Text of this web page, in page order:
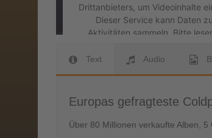
Drittanbieters, um Videoinhalte
Dieser Service kann Daten
Aktivitäten sammeln. Bitte
des Service zu, um dieses
Mehr Informationen
Text Audio
Europas gefragteste
Über 80 Millionen verkaufte Alben,